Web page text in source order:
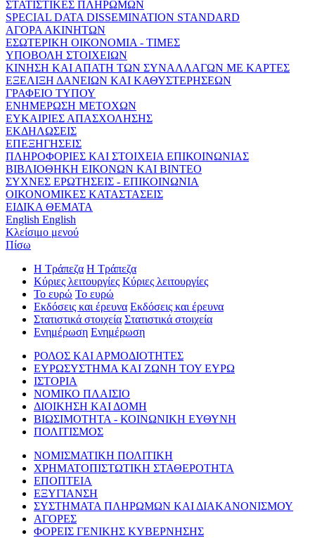
ΣΤΑΤΙΣΤΙΚΕΣ ΠΛΗΡΩΜΩΝ
SPECIAL DATA DISSEMINATION STANDARD
ΑΓΟΡΑ ΑΚΙΝΗΤΩΝ
ΕΣΩΤΕΡΙΚΗ ΟΙΚΟΝΟΜΙΑ - ΤΙΜΕΣ
ΥΠΟΒΟΛΗ ΣΤΟΙΧΕΙΩΝ
ΚΙΝΗΣΗ ΚΑΙ ΑΠΑΤΗ ΤΩΝ ΣΥΝΑΛΛΑΓΩΝ ΜΕ ΚΑΡΤΕΣ
ΕΞΕΛΙΞΗ ΔΑΝΕΙΩΝ ΚΑΙ ΚΑΘΥΣΤΕΡΗΣΕΩΝ
ΓΡΑΦΕΙΟ ΤΥΠΟΥ
ΕΝΗΜΕΡΩΣΗ ΜΕΤΟΧΩΝ
ΕΥΚΑΙΡΙΕΣ ΑΠΑΣΧΟΛΗΣΗΣ
ΕΚΔΗΛΩΣΕΙΣ
ΕΠΕΞΗΓΗΣΕΙΣ
ΠΛΗΡΟΦΟΡΙΕΣ ΚΑΙ ΣΤΟΙΧΕΙΑ ΕΠΙΚΟΙΝΩΝΙΑΣ
ΒΙΒΛΙΟΘΗΚΗ ΕΙΚΟΝΩΝ ΚΑΙ ΒΙΝΤΕΟ
ΣΥΧΝΕΣ ΕΡΩΤΗΣΕΙΣ - ΕΠΙΚΟΙΝΩΝΙΑ
ΟΙΚΟΝΟΜΙΚΕΣ ΚΑΤΑΣΤΑΣΕΙΣ
ΕΙΔΙΚΑ ΘΕΜΑΤΑ
English English
Κλείσιμο μενού
Πίσω
Η Τράπεζα Η Τράπεζα
Κύριες λειτουργίες Κύριες λειτουργίες
Το ευρώ Το ευρώ
Εκδόσεις και έρευνα Εκδόσεις και έρευνα
Στατιστικά στοιχεία Στατιστικά στοιχεία
Ενημέρωση Ενημέρωση
ΡΟΛΟΣ ΚΑΙ ΑΡΜΟΔΙΟΤΗΤΕΣ
ΕΥΡΩΣΥΣΤΗΜΑ ΚΑΙ ΖΩΝΗ ΤΟΥ ΕΥΡΩ
ΙΣΤΟΡΙΑ
ΝΟΜΙΚΟ ΠΛΑΙΣΙΟ
ΔΙΟΙΚΗΣΗ ΚΑΙ ΔΟΜΗ
ΒΙΩΣΙΜΟΤΗΤΑ - ΚΟΙΝΩΝΙΚΗ ΕΥΘΥΝΗ
ΠΟΛΙΤΙΣΜΟΣ
ΝΟΜΙΣΜΑΤΙΚΗ ΠΟΛΙΤΙΚΗ
ΧΡΗΜΑΤΟΠΙΣΤΩΤΙΚΗ ΣΤΑΘΕΡΟΤΗΤΑ
ΕΠΟΠΤΕΙΑ
ΕΞΥΓΙΑΝΣΗ
ΣΥΣΤΗΜΑΤΑ ΠΛΗΡΩΜΩΝ ΚΑΙ ΔΙΑΚΑΝΟΝΙΣΜΟΥ
ΑΓΟΡΕΣ
ΦΟΡΕΙΣ ΓΕΝΙΚΗΣ ΚΥΒΕΡΝΗΣΗΣ